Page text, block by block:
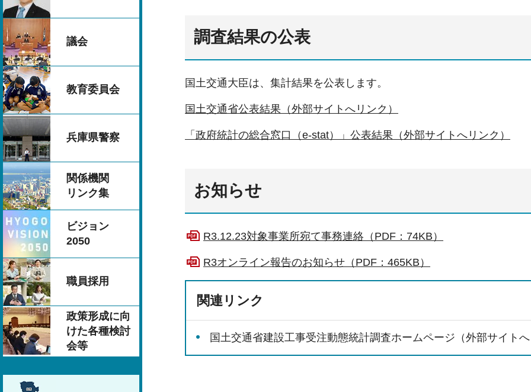
議会
教育委員会
兵庫県警察
関係機関
リンク集
ビジョン
2050
職員採用
政策形成に向
けた各種検討
会等
調査結果の公表
国土交通大臣は、集計結果を公表します。
国土交通省公表結果（外部サイトへリンク）
「政府統計の総合窓口（e-stat）」公表結果（外部サイトへリンク）
お知らせ
R3.12.23対象事業所宛て事務連絡（PDF：74KB）
R3オンライン報告のお知らせ（PDF：465KB）
関連リンク
国土交通省建設工事受注動態統計調査ホームページ（外部サイト